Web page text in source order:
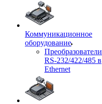
Коммуникационное
оборудование
Преобразователи
RS-232/422/485 в
Ethernet